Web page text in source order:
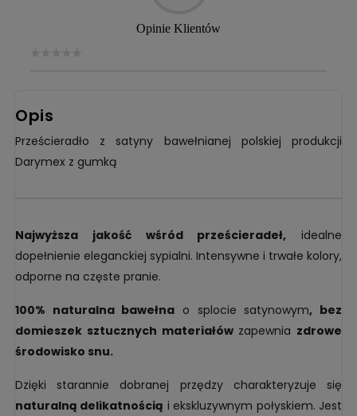
Opinie Klientów
Opis
Prześcieradło z satyny bawełnianej polskiej produkcji
Darymex z gumką
Najwyższa jakość wśród prześcieradeł, idealne
dopełnienie eleganckiej sypialni. Intensywne i trwałe kolory,
odporne na częste pranie.
100% naturalna bawełna o splocie satynowym, bez
domieszek sztucznych materiałówzapewnia zdrowe
środowisko snu.
Dzięki starannie dobranej przędzy charakteryzuje się
naturalną delikatnością i ekskluzywnym połyskiem. Jest